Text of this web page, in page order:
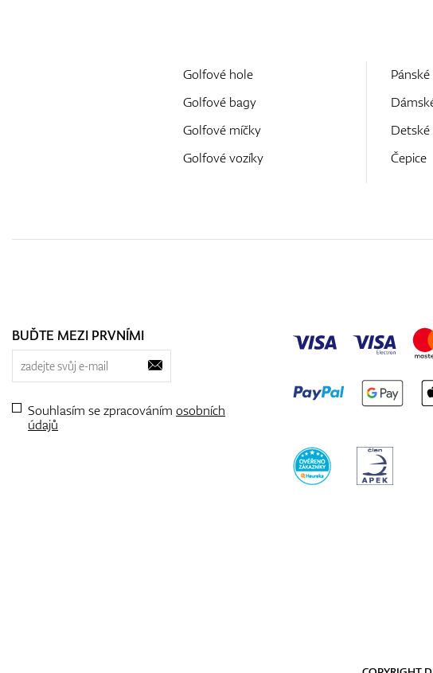
Golfové hole
Golfové bagy
Golfové míčky
Golfové vozíky
Čepice
BUĎTE MEZI PRVNÍMI
Souhlasím se zpracováním osobních
údajů